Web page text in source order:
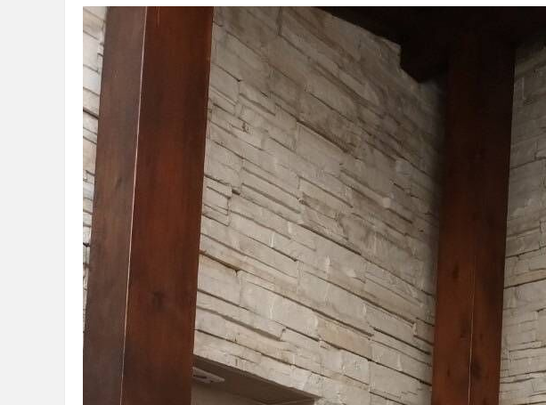
回報日期
2024-08-03
★★★★★ ★★★★★
2024-06-29
★★★★★
2024-06-28
★★★★★ ★★★★★
2024-06-22
★★★★★
2024-06-18
★★★★★ ★★★★★
2024-06-15
★★★★★ ★★★★★
2024-05-21
★★★★★ ★★★★★
2024-05-14
★★★★★ ★★★★★
2024-04-20
★★★★★ ★★★★★
2024-03-22
★★★★★ ★★★★★
回報日期
技術度 外貌度
2024-03-19
★★★★★ ★★★★★